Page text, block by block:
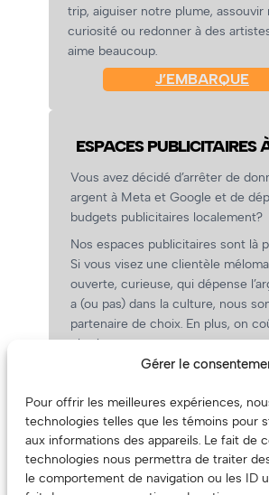
Gérer le
Pour offrir les meilleures expériences,
technologies telles que les témoins pour
aux informations des appareils. Le fait de
technologies nous permettra de traiter
le comportement de navigation ou les ID
trip, aiguiser notre plume, assouvir
curiosité ou redonner à des
aime beaucoup.
J’EMBARQUE
ESPACES PUBLICITAIRES
Vous avez décidé d’arrêter de
argent à Meta et Google et de
budgets publicitaires localement?
Nos espaces publicitaires sont là
Si vous visez une clientèle
ouverte, curieuse, qui dépense
a (ou pas) dans la culture, nous
partenaire de choix. En plus, on
cher!
On prépare une grille tarifaire
(Oui, on va avoir des tarifs
vous, les artistes!)